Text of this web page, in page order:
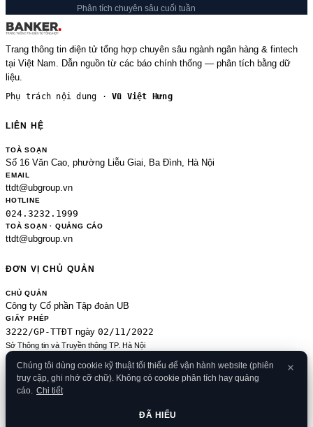
Phân tích chuyên sâu cuối tuần
Trang thông tin điện tử tổng hợp chuyên sâu ngành ngân hàng & fintech
tại Việt Nam. Dẫn nguồn từ các báo chính thống — phân tích bằng dữ
liệu.
Phụ trách nội dung ·Vũ Việt Hưng
LIÊN HỆ
TOÀ SOẠN
Số 16 Văn Cao, phường Liễu Giai, Ba Đình, Hà Nội
EMAIL
ttdt@ubgroup.vn
HOTLINE
024.3232.1999
TOÀ SOẠN · QUẢNG CÁO
ttdt@ubgroup.vn
ĐƠN VỊ CHỦ QUẢN
CHỦ QUẢN
Công ty Cổ phần Tập đoàn UB
GIẤY PHÉP
3222/GP-TTĐT ngày 02/11/2022
Sở Thông tin và Truyền thông TP. Hà Nội
Sửa đổi của 2489/GP-TTĐT ngày 24/8/2020
ĐKKD
0106080414 09/01/2013
© 2026 Banker.vn
Cookies·Liên hệ
Chúng tôi dùng cookie kỹ thuật tối thiểu để vận hành website (phiên
truy cập, ghi nhớ cỡ chữ). Không có cookie phân tích hay quảng
cáo. Chi tiết
ĐÃ HIỂU